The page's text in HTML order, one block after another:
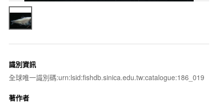
識別資訊
全球唯一識別碼:urn:lsid:fishdb.sinica.edu.tw:catalogue:186_019
著作者